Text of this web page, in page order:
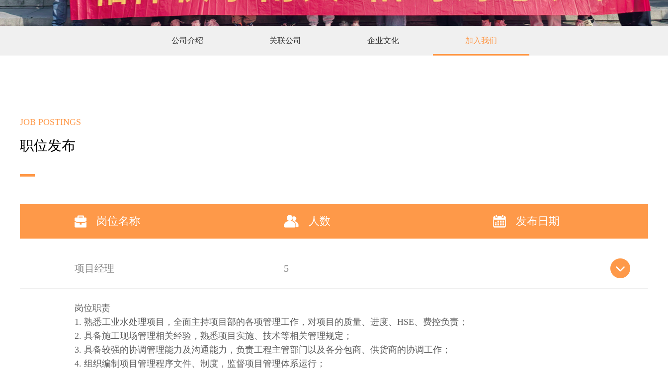
公司介绍 关联公司 企业文化 加入我们
JOB POSTINGS
职位发布
岗位名称 人数 发布日期
项目经理 5
岗位职责
1. 熟悉工业水处理项目，全面主持项目部的各项管理工作，对项目的质量、进度、HSE、费控负责；
2. 具备施工现场管理相关经验，熟悉项目实施、技术等相关管理规定；
3. 具备较强的协调管理能力及沟通能力，负责工程主管部门以及各分包商、供货商的协调工作；
4. 组织编制项目管理程序文件、制度，监督项目管理体系运行；